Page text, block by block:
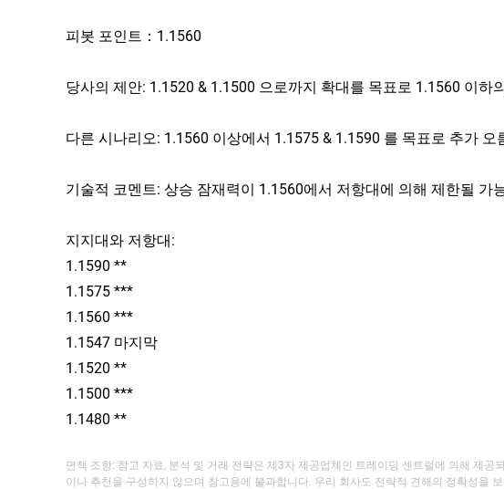
피봇 포인트：1.1560
당사의 제안: 1.1520 & 1.1500 으로까지 확대를 목표로 1.1560 이하
다른 시나리오: 1.1560 이상에서 1.1575 & 1.1590 를 목표로 추가 오
기술적 코멘트: 상승 잠재력이 1.1560에서 저항대에 의해 제한될 가
지지대와 저항대:
1.1590 **
1.1575 ***
1.1560 ***
1.1547 마지막
1.1520 **
1.1500 ***
1.1480 **
면책 조항: 참고 자료, 분석 및 거래 전략은 제3자 제공업체인 트레이딩 센트럴에 의해 제
이나 추천을 구성하지 않으며 참고용에 불과합니다. 우리 회사도 전략적 견해의 정확성을